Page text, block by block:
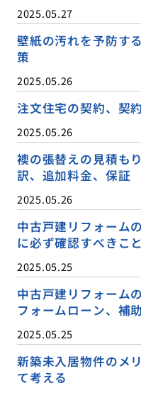
2025.05.27
壁紙の汚れを予防す
策
2025.05.26
注文住宅の契約、契
2025.05.26
襖の張替えの見積も
訳、追加料金、保証
2025.05.26
中古戸建リフォーム
に必ず確認すべきこと
2025.05.25
中古戸建リフォーム
フォームローン、補
2025.05.25
新築未入居物件のメ
て考える